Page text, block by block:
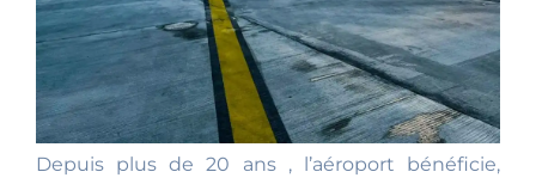
Depuis plus de 20 ans , l’aéroport bénéficie,